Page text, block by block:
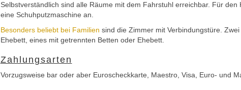
Selbstverständlich sind alle Räume mit dem Fahrstuhl erreichbar. Für
eine Schuhputzmaschine an.
Besonders beliebt bei Familien sind die Zimmer mit Verbindungstüre.
Ehebett, eines mit getrennten Betten oder Ehebett.
Zahlungsarten
Vorzugsweise bar oder aber Euroscheckkarte, Maestro, Visa, Euro- und